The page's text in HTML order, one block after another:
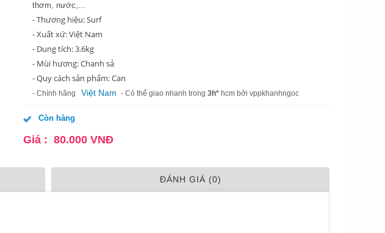
thơm, nước,...
- Thương hiệu: Surf
- Xuất xứ: Việt Nam
- Dung tích: 3.6kg
- Mùi hương: Chanh sả
- Quy cách sản phẩm: Can
- Chính hãng Việt Nam - Có thể giao nhanh trong 3h* hcm bởi vppkhanhngoc
Còn hàng
Giá : 80.000 VNĐ
ÐÁNH GIÁ (0)